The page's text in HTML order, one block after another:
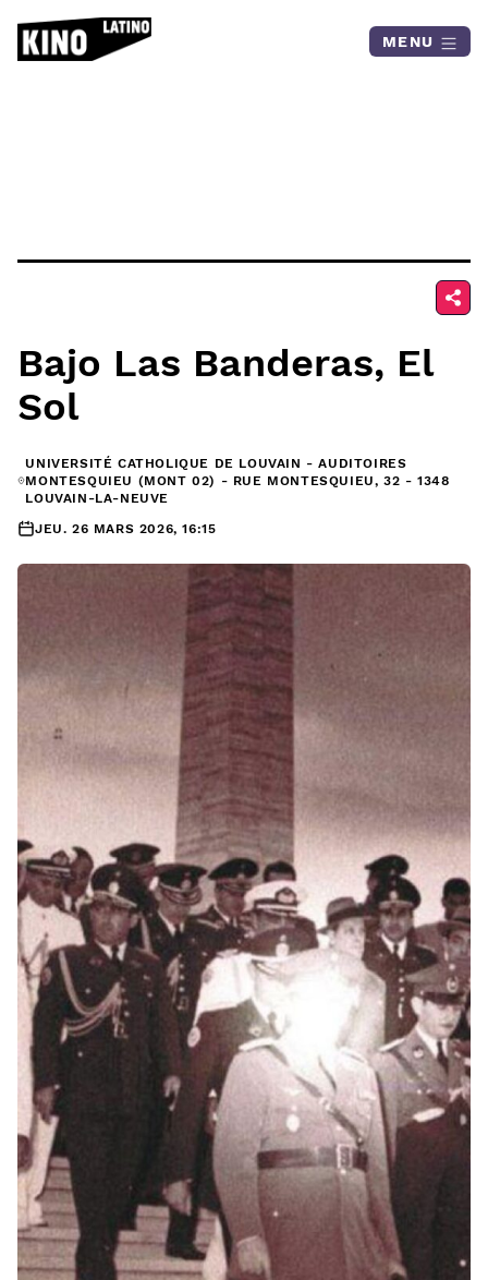
MENU
Bajo Las Banderas, El
Sol
UNIVERSITÉ CATHOLIQUE DE LOUVAIN - AUDITOIRES
MONTESQUIEU (MONT 02) - RUE MONTESQUIEU, 32 - 1348
LOUVAIN-LA-NEUVE
JEU. 26 MARS 2026, 16:15